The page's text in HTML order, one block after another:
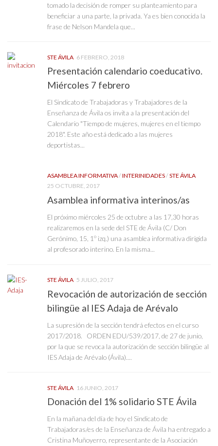
tomado la decisión de romper su planteamiento para
beneficiar a una parte, la privada. Ya es bien conocida la
frase de Nelson Mandela que...
STE ÁVILA 6 FEBRERO, 2018
Presentación calendario coeducativo.
Miércoles 7 febrero
El Sindicato de Trabajadoras y Trabajadores de la
Enseñanza de Ávila os invita a la presentación del
Calendario "Tiempo de mujeres, mujeres en el tiempo
2018". Este año está dedicado a las mujeres
deportistas...
ASAMBLEA INFORMATIVA/INTERINIDADES/STE ÁVILA
25 OCTUBRE, 2017
Asamblea informativa interinos/as
El próximo miércoles 25 de octubre a las 17,30 horas
realizaremos en la sede del STE de Ávila (C/ Don
Gerónimo, 15, 1º izq.) una asamblea informativa dirigida
al profesorado interino. En la misma...
STE ÁVILA 5 JULIO, 2017
Revocación de autorización de sección
bilingüe al IES Adaja de Arévalo
La supresión de la sección tendrá efectos en el curso
2017/2018. ORDEN EDU/539/2017, de 27 de junio,
por la que se revoca la autorización de sección bilingüe al
IES Adaja de Arévalo (Ávila)....
STE ÁVILA 16 JUNIO, 2017
Donación del 1% solidario STE Ávila
En la mañana del día de hoy el Sindicato de
Trabajadoras/es de la Enseñanza de Ávila ha entregado a
Cristina Muñoyerro, representante de la Asociación